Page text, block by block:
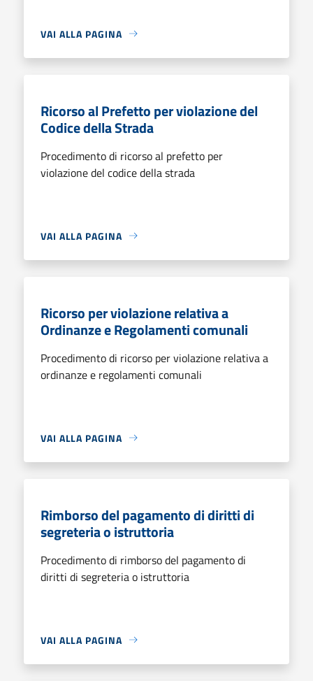
VAI ALLA PAGINA
Ricorso al Prefetto per violazione del
Codice della Strada
Procedimento di ricorso al prefetto per
violazione del codice della strada
VAI ALLA PAGINA
Ricorso per violazione relativa a
Ordinanze e Regolamenti comunali
Procedimento di ricorso per violazione relativa a
ordinanze e regolamenti comunali
VAI ALLA PAGINA
Rimborso del pagamento di diritti di
segreteria o istruttoria
Procedimento di rimborso del pagamento di
diritti di segreteria o istruttoria
VAI ALLA PAGINA